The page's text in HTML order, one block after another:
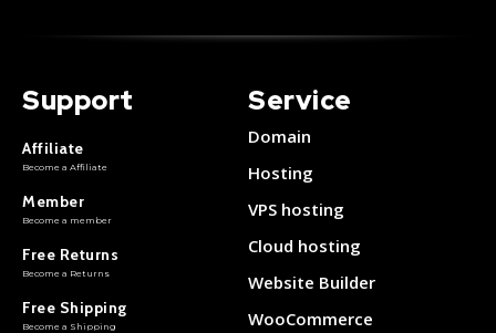
Support
Affiliate
Become a Affiliate
Member
Become a member
Free Returns
Become a Returns
Free Shipping
Become a Shipping
Service
Domain
Hosting
VPS hosting
Cloud hosting
Website Builder
WooCommerce